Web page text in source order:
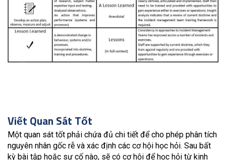
Viết Quan Sát Tốt
Một quan sát tốt phải chứa đủ chi tiết để cho phép phân tích
nguyên nhân gốc rễ và xác định các cơ hội học hỏi. Sau bất
kỳ bài tập hoặc sự cố nào, sẽ có cơ hội để học hỏi từ kinh